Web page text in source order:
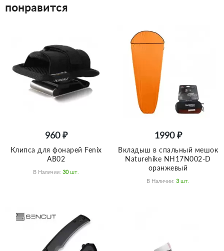
понравится
960 ₽
Клипса для фонарей Fenix
AB02
В Наличии: 30 Шт.
1990 ₽
Вкладыш в спальный мешок
Naturehike NH17N002-D
оранжевый
В Наличии: 3 Шт.